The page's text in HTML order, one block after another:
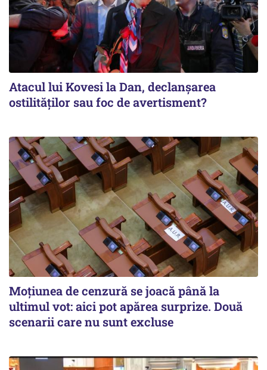
Atacul lui Kovesi la Dan, declanșarea
ostilităților sau foc de avertisment?
Moțiunea de cenzură se joacă până la
ultimul vot: aici pot apărea surprize. Două
scenarii care nu sunt excluse